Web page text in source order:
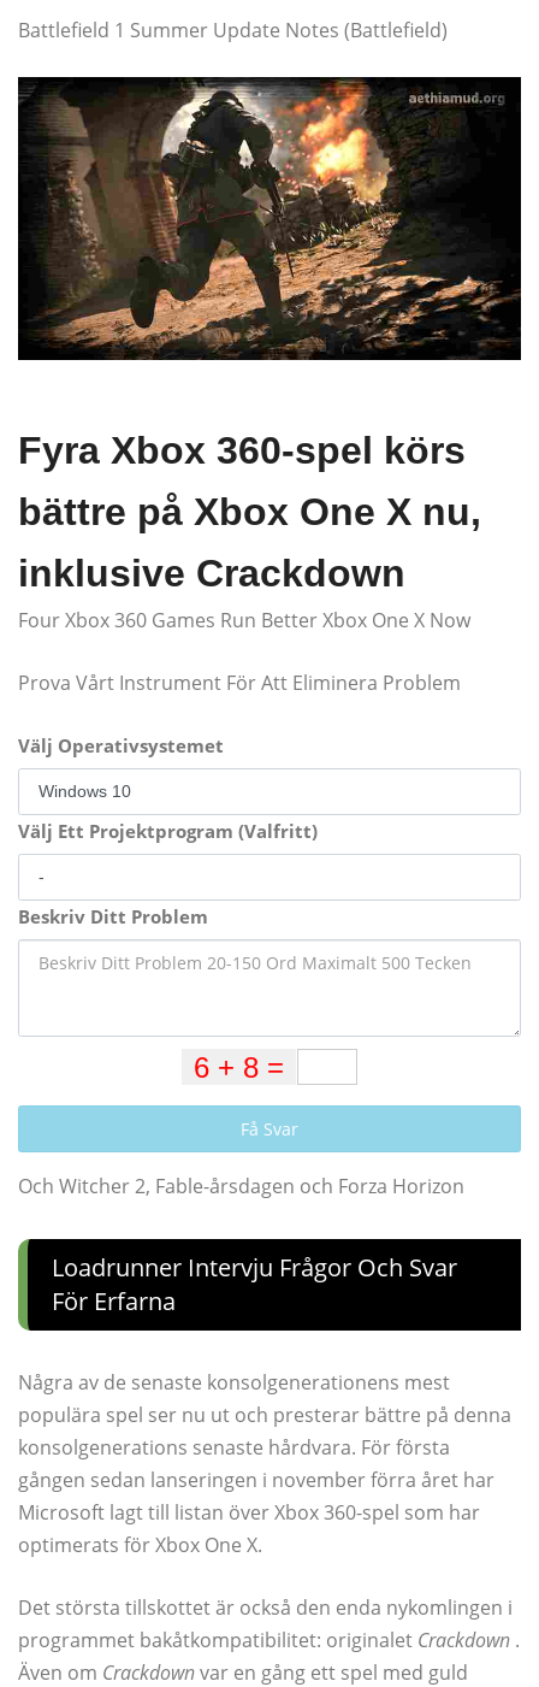
Battlefield 1 Summer Update Notes (Battlefield)
Fyra Xbox 360-spel körs
bättre på Xbox One X nu,
inklusive Crackdown
Four Xbox 360 Games Run Better Xbox One X Now
Prova Vårt Instrument För Att Eliminera Problem
Välj Operativsystemet
Välj Ett Projektprogram (Valfritt)
Beskriv Ditt Problem
Få Svar
Och Witcher 2, Fable-årsdagen och Forza Horizon
Loadrunner Intervju Frågor Och Svar
För Erfarna
Några av de senaste konsolgenerationens mest
populära spel ser nu ut och presterar bättre på denna
konsolgenerations senaste hårdvara. För första
gången sedan lanseringen i november förra året har
Microsoft lagt till listan över Xbox 360-spel som har
optimerats för Xbox One X.
Det största tillskottet är också den enda nykomlingen i
programmet bakåtkompatibilitet: originalet Crackdown .
Även om Crackdownvar en gång ett spel med guld